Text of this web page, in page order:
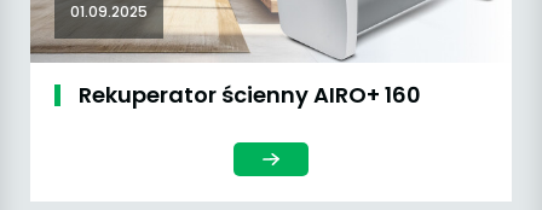
01.09.2025
Rekuperator ścienny AIRO+ 160